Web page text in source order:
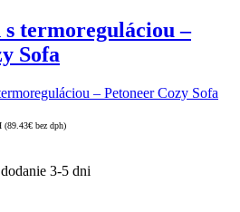
s termoreguláciou –
Sofa
– Petoneer Cozy Sofa
(89.43€ bez dph)
3-5 dni